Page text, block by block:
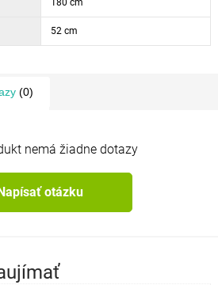
52 cm
(0)
nemá žiadne dotazy
otázku